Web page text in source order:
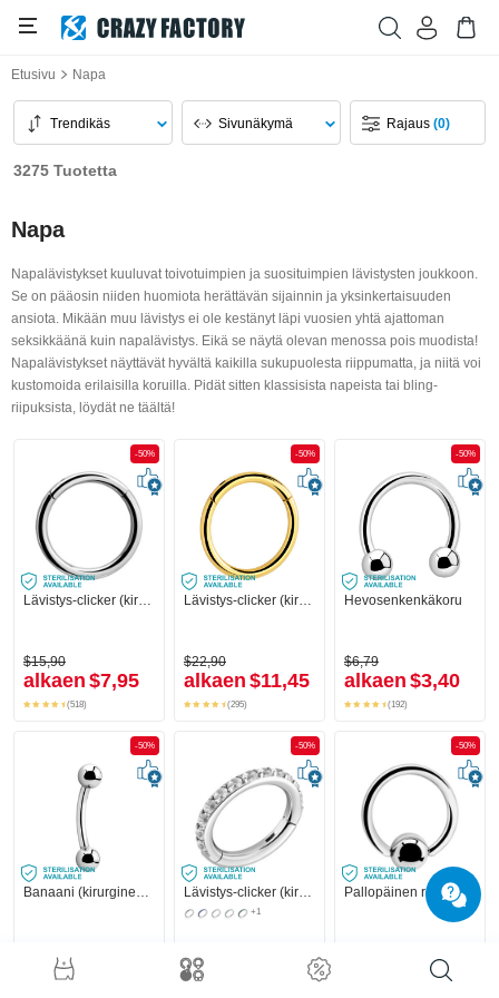
Etusivu Napa
Trendikäs Sivunäkymä Rajaus(0)
3275 Tuotetta
Napa
Napalävistykset kuuluvat toivotuimpien ja suosituimpien lävistysten joukkoon.
Se on pääosin niiden huomiota herättävän sijainnin ja yksinkertaisuuden
ansiota. Mikään muu lävistys ei ole kestänyt läpi vuosien yhtä ajattoman
seksikkäänä kuin napalävistys. Eikä se näytä olevan menossa pois muodista!
Napalävistykset näyttävät hyvältä kaikilla sukupuolesta riippumatta, ja niitä voi
kustomoida erilaisilla koruilla. Pidät sitten klassisista napeista tai bling-
riipuksista, löydät ne täältä!
-50%
Lävistys-clicker (kirurginen teräs, hopea, kiiltävä pinta)
$15,90
alkaen $7,95
(518)
-50%
Lävistys-clicker (kirurginen teräs, kulta, kiiltävä pinta)
$22,90
alkaen $11,45
(295)
-50%
Hevosenkenkäkoru
$6,79
alkaen $3,40
(192)
-50%
alkaen
-50%
Lävistys-clicker (kirurginen teräs, hopea, kiiltävä pinta) kanssa kristallikivet
+1
alkaen $15,95
-50%
Pallopäinen rengas (kirurginen teräs, hopea, kiiltävä pinta)
$1,60